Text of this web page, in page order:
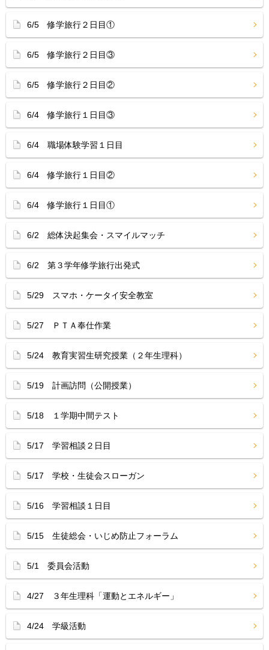
6/5 修学旅行２日目①
6/5 修学旅行２日目③
6/5 修学旅行２日目②
6/4 修学旅行１日目③
6/4 職場体験学習１日目
6/4 修学旅行１日目②
6/4 修学旅行１日目①
6/2 総体決起集会・スマイルマッチ
6/2 第３学年修学旅行出発式
5/29 スマホ・ケータイ安全教室
5/27 ＰＴＡ奉仕作業
5/24 教育実習生研究授業（２年生理科）
5/19 計画訪問（公開授業）
5/18 １学期中間テスト
5/17 学習相談２日目
5/17 学校・生徒会スローガン
5/16 学習相談１日目
5/15 生徒総会・いじめ防止フォーラム
5/1 委員会活動
4/27 ３年生理科「運動とエネルギー」
4/24 学級活動